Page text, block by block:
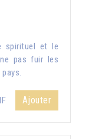
spirituel et le
pas fuir les
Ajouter